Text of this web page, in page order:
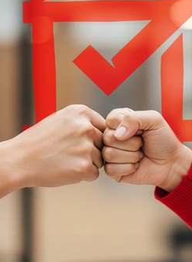
desempeño en los
encuestas de las